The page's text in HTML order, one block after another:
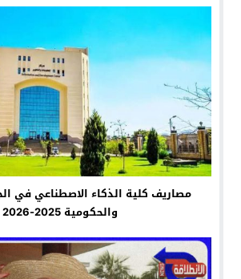
مصاريف كلية الذكاء الاصطناعي في
والحكومية 2025-2026